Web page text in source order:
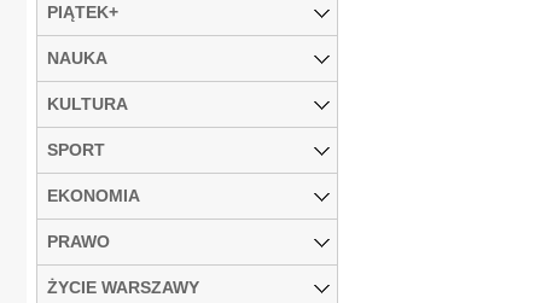
PIĄTEK+
NAUKA
KULTURA
SPORT
EKONOMIA
PRAWO
ŻYCIE WARSZAWY